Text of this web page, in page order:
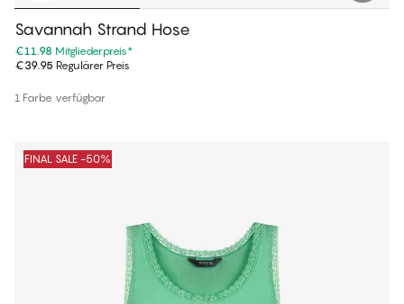
Savannah Strand Hose
€11.98 Mitgliederpreis*
€39.95 Regulärer Preis
1 Farbe verfügbar
FINAL SALE -50%